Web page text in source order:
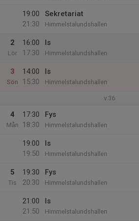
19:00
21:30
Sekretariat
Himmelstalundshallen
2
Lör
16:00
17:30
Is
Himmelstalundshallen
3
Sön
14:00
15:30
Is
Himmelstalundshallen
v.36
4
Mån
17:30
18:30
Fys
Himmelstalundshallen
19:00
19:50
Is
Himmelstalundshallen
5
Tis
19:30
20:30
Fys
Himmelstalundshallen
21:00
21:50
Is
Himmelstalundshallen